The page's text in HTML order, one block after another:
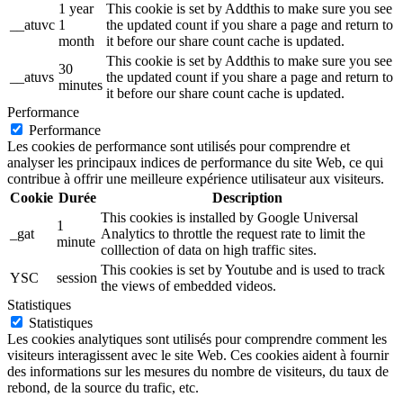
__atuvc
1 year
1
month
This cookie is set by Addthis to make sure you see
the updated count if you share a page and return to
it before our share count cache is updated.
__atuvs
30
minutes
This cookie is set by Addthis to make sure you see
the updated count if you share a page and return to
it before our share count cache is updated.
Performance
Performance
Les cookies de performance sont utilisés pour comprendre et
analyser les principaux indices de performance du site Web, ce qui
contribue à offrir une meilleure expérience utilisateur aux visiteurs.
Cookie Durée Description
_gat
1
minute
This cookies is installed by Google Universal
Analytics to throttle the request rate to limit the
colllection of data on high traffic sites.
YSC
session
This cookies is set by Youtube and is used to track
the views of embedded videos.
Statistiques
Statistiques
Les cookies analytiques sont utilisés pour comprendre comment les
visiteurs interagissent avec le site Web. Ces cookies aident à fournir
des informations sur les mesures du nombre de visiteurs, du taux de
rebond, de la source du trafic, etc.